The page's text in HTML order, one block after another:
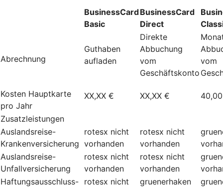
BusinessCard
Basic
BusinessCard
Direct
Abrechnung
Guthaben
aufladen
Direkte
Abbuchung
vom
Geschäftskonto
vom
Kosten Hauptkarte
pro Jahr
XX,XX € XX,XX €
Zusatzleistungen
Auslandsreise-
Krankenversicherung
rotesx nicht
vorhanden
rotesx nicht
vorhanden
Auslandsreise-
Unfallversicherung
rotesx nicht
vorhanden
rotesx nicht
vorhanden
Haftungsausschluss- rotesx nicht
gruenerhaken